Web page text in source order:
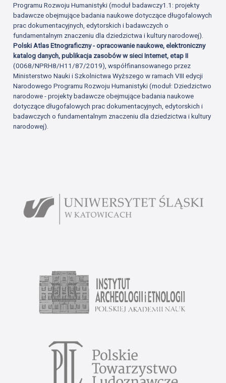
Programu Rozwoju Humanistyki (moduł badawczy1.1: projekty
badawcze obejmujące badania naukowe dotyczące długofalowych
prac dokumentacyjnych, edytorskich i badawczych o
fundamentalnym znaczeniu dla dziedzictwa i kultury narodowej).
Polski Atlas Etnograficzny - opracowanie naukowe, elektroniczny
katalog danych, publikacja zasobów w sieci Internet, etap II
(0068/NPRH8/H11/87/2019), współfinansowanego przez
Ministerstwo Nauki i Szkolnictwa Wyższego w ramach VIII edycji
Narodowego Programu Rozwoju Humanistyki (moduł: Dziedzictwo
narodowe - projekty badawcze obejmujące badania naukowe
dotyczące długofalowych prac dokumentacyjnych, edytorskich i
badawczych o fundamentalnym znaczeniu dla dziedzictwa i kultury
narodowej).